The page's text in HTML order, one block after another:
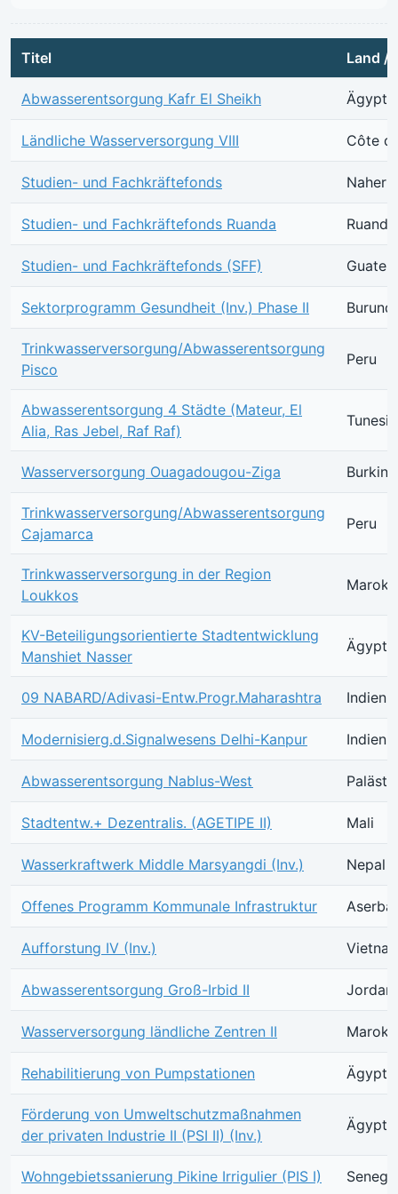
Titel Land /
Abwasserentsorgung Kafr El Sheikh
Ländliche Wasserversorgung VIII Côte
Studien- und Fachkräftefonds Naher
Studien- und Fachkräftefonds Ruanda Ruanda
Studien- und Fachkräftefonds (SFF)
Sektorprogramm Gesundheit (Inv.) Phase II Burundi
Trinkwasserversorgung/Abwasserentsorgung
Pisco
Peru
Abwasserentsorgung 4 Städte (Mateur, El
Alia, Ras Jebel, Raf Raf)
Wasserversorgung Ouagadougou-Ziga
Trinkwasserversorgung/Abwasserentsorgung
Cajamarca
Peru
Trinkwasserversorgung in der Region
Loukkos
KV-Beteiligungsorientierte Stadtentwicklung
Manshiet Nasser
09 NABARD/Adivasi-Entw.Progr.Maharashtra Indien
Modernisierg.d.Signalwesens Delhi-Kanpur Indien
Abwasserentsorgung Nablus-West
Stadtentw.+ Dezentralis. (AGETIPE II) Mali
Wasserkraftwerk Middle Marsyangdi (Inv.) Nepal
Offenes Programm Kommunale Infrastruktur
Aufforstung IV (Inv.)
Abwasserentsorgung Groß-Irbid II
Wasserversorgung ländliche Zentren II
Rehabilitierung von Pumpstationen
Förderung von Umweltschutzmaßnahmen
der privaten Industrie II (PSI II) (Inv.)
Wohngebietssanierung Pikine Irrigulier (PIS I)